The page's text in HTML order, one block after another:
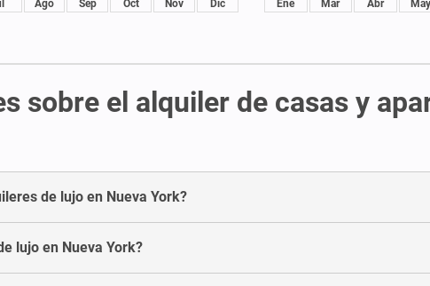
Ago Sep Oct Nov Dic Ene Mar Abr May
sobre el alquiler de casas y
de lujo en Nueva York?
lujo en Nueva York?